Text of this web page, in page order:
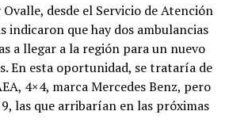
desde el Servicio de Atención
indicaron que hay dos ambulancias
a llegar a la región para un nuevo
En esta oportunidad, se trataría de
4×4, marca Mercedes Benz, pero
las que arribarían en las próximas